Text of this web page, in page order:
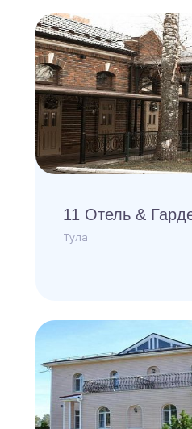
11 Отель &
Тула